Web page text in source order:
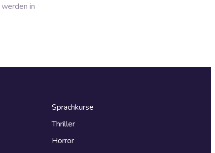
in
Sprachkurse
Thriller
Horror